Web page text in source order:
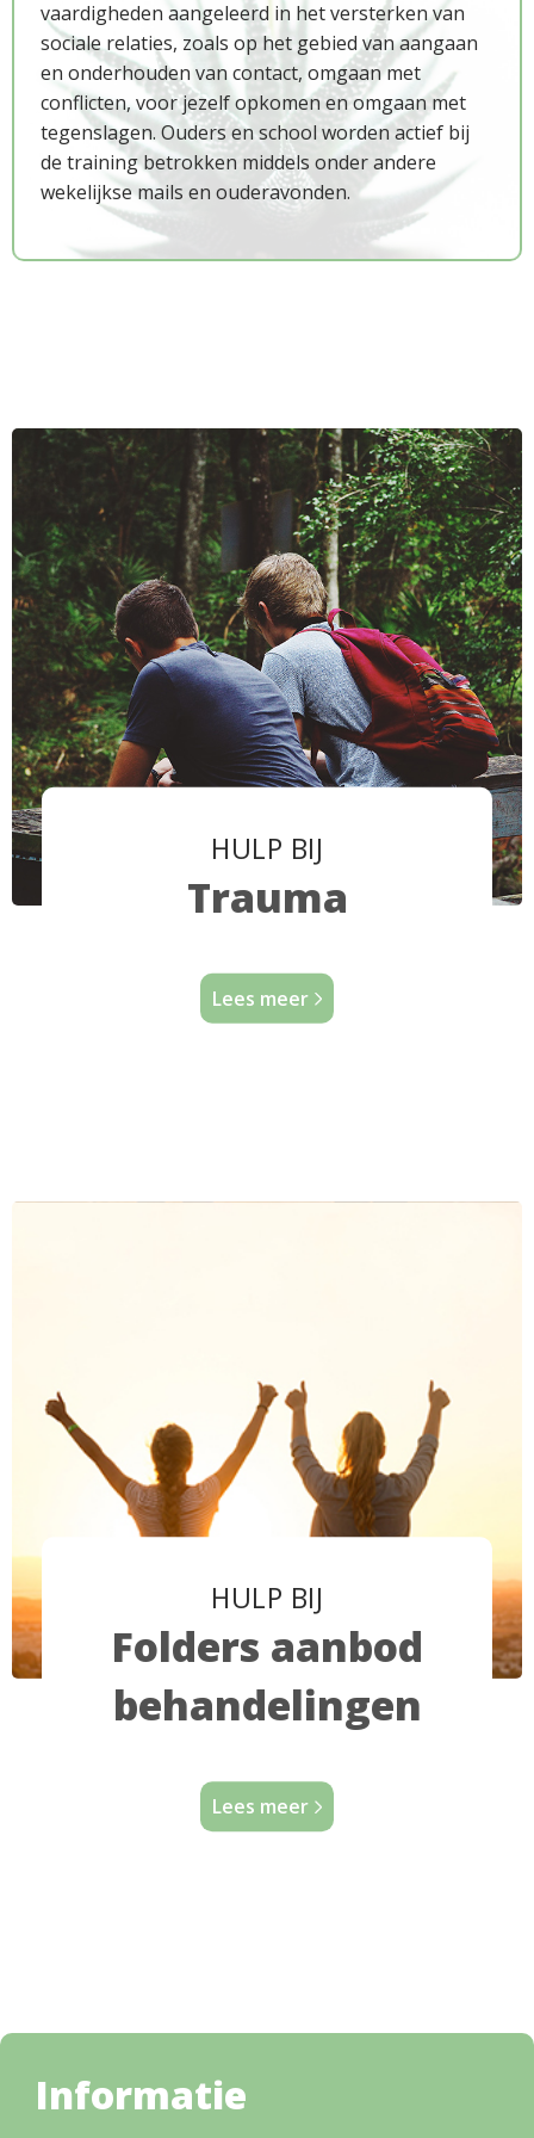
vaardigheden aangeleerd in het versterken van
sociale relaties, zoals op het gebied van aangaan
en onderhouden van contact, omgaan met
conflicten, voor jezelf opkomen en omgaan met
tegenslagen. Ouders en school worden actief bij
de training betrokken middels onder andere
wekelijkse mails en ouderavonden.
HULP BIJ
Trauma
Lees meer
HULP BIJ
Folders aanbod
behandelingen
Lees meer
Informatie